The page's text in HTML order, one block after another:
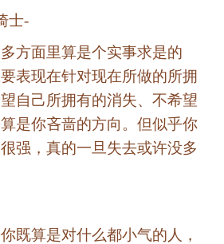
士-
方面里算是个实事求是的
表现在针对现在所做的所拥
自己所拥有的消失、不希望
是你吝啬的方向。但似乎你
强，真的一旦失去或许没多
既算是对什么都小气的人，